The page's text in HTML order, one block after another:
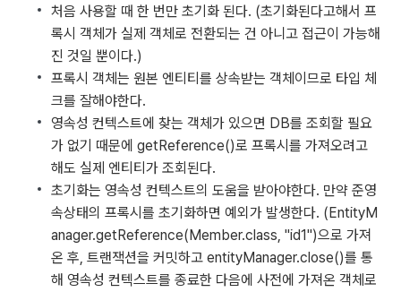
처음 사용할 때 한 번만 초기화 된다. (초기화된다고해서 프
록시 객체가 실제 객체로 전환되는 건 아니고 접근이 가능해
진 것일 뿐이다.)
프록시 객체는 원본 엔티티를 상속받는 객체이므로 타입 체
크를 잘해야한다.
영속성 컨텍스트에 찾는 객체가 있으면 DB를 조회할 필요
가 없기 때문에 getReference()로 프록시를 가져오려고
해도 실제 엔티티가 조회된다.
초기화는 영속성 컨텍스트의 도움을 받아야한다. 만약 준영
속상태의 프록시를 초기화하면 예외가 발생한다. (EntityM
anager.getReference(Member.class, "id1")으로 가져
온 후, 트랜잭션을 커밋하고 entityManager.close()를 통
해 영속성 컨텍스트를 종료한 다음에 사전에 가져온 객체로